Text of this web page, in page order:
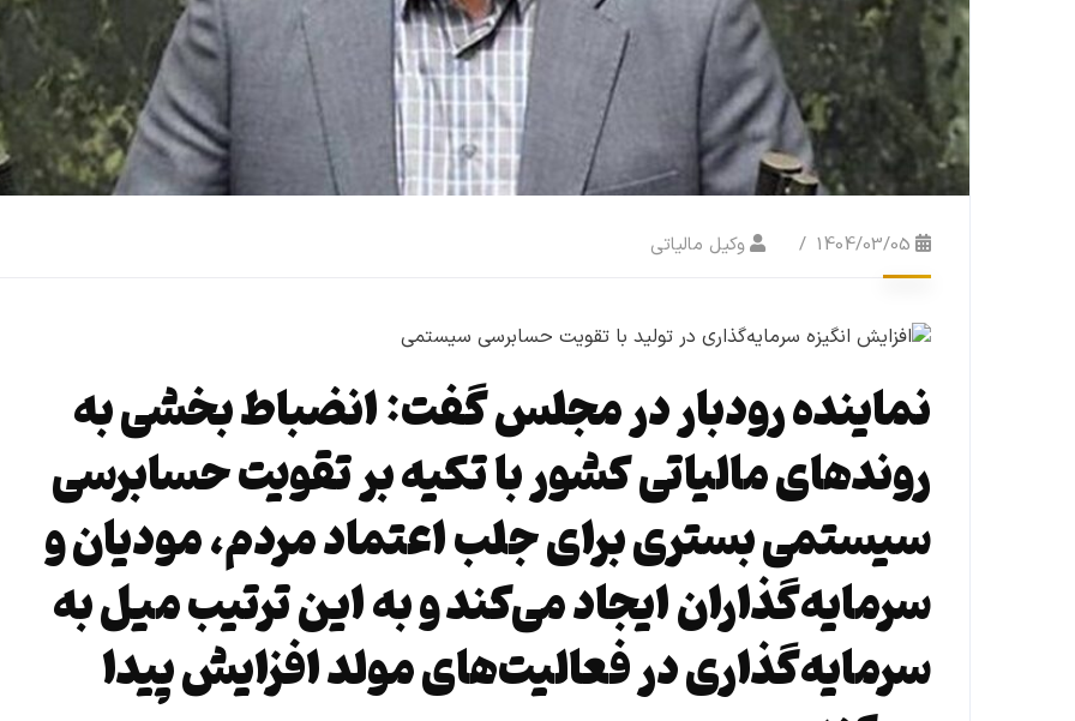
1404/03/05 وکیل مالیاتی
نماینده رودبار در مجلس گفت: انضباط بخشی به
روندهای مالیاتی کشور با تکیه بر تقویت حسابرسی
سیستمی بستری برای جلب اعتماد مردم، مودیان و
سرمایه‌گذاران ایجاد می‌کند و به این ترتیب میل به
سرمایه‌گذاری در فعالیت‌های مولد افزایش پیدا